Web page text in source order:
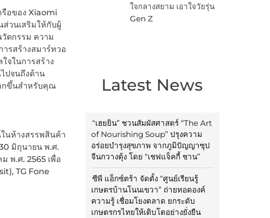
ใจกลางสยาม เอาใจวัยรุ่น
Gen Z
Latest News
“เฮยยิน” ชวนสัมผัสศาสตร์ “The Art
of Nourishing Soup” ปรุงความ
อร่อยบำรุงสุขภาพ จากภูมิปัญญาซุป
จีนกวางตุ้ง โดย “เชฟแจ็คกี้ ชาน”
ซีพี แอ็กซ์ตร้า จัดตั้ง “ศูนย์เรียนรู้
เกษตรบ้านโนนเขวา” ถ่ายทอดองค์
ความรู้ เชื่อมโยงตลาด ยกระดับ
เกษตรกรไทยให้เติบโตอย่างยั่งยืน
อของ Xiaomi
วนเสริมให้กับผู้
ตกรรม ความ
รสร้างสมาร์ทวอ
จในการสร้าง
ปจนถึงด้าน
กขึ้นสำหรับคุณ
นห้างสรรพสินค้า
มิถุนายน พ.ศ.
พ.ศ. 2565 เพื่อ
TG Fone